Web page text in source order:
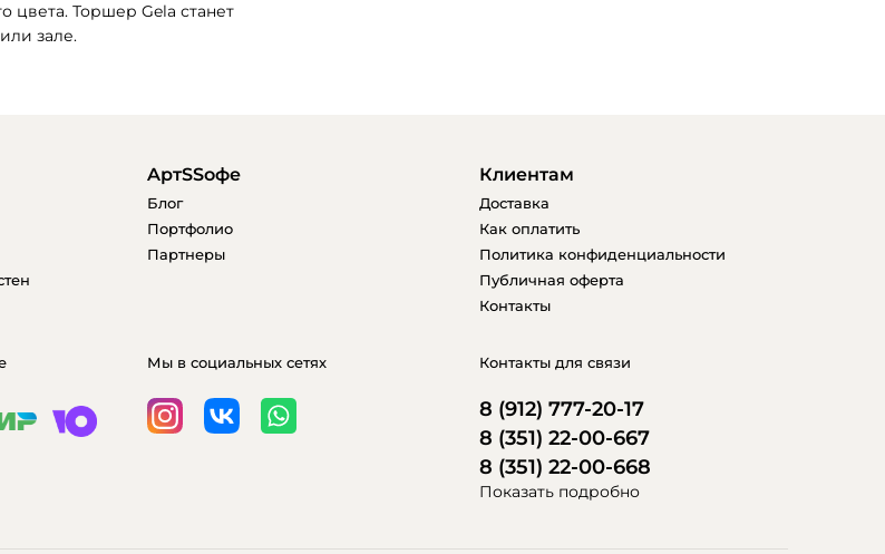
цвета. Торшер Gela станет
зале.
AртSSофе
Блог
Портфолио
Партнеры
Клиентам
Доставка
Как оплатить
Политика конфиденциальности
Публичная оферта
Контакты
Мы в социальных сетях Контакты для связи
8 (912) 777-20-17
8 (351) 22-00-667
8 (351) 22-00-668
Показать подробно